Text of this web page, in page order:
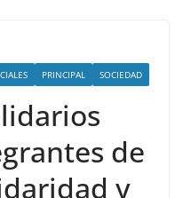
PRINCIPAL SOCIEDAD
de
y